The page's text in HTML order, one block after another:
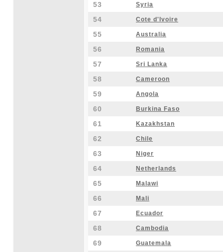
53 Syria
54 Cote d'Ivoire
55 Australia
56 Romania
57 Sri Lanka
58 Cameroon
59 Angola
60 Burkina Faso
61 Kazakhstan
62 Chile
63 Niger
64 Netherlands
65 Malawi
66 Mali
67 Ecuador
68 Cambodia
69 Guatemala